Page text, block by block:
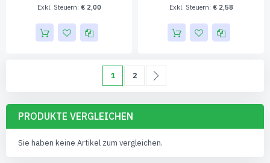
€ 2,00 € 2,58
Sie lesen gerade die Seite
1 Seite
2
PRODUKTE VERGLEICHEN
Sie haben keine Artikel zum vergleichen.